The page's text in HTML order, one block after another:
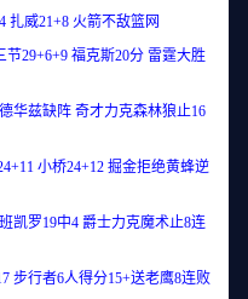
扎威21+8 火箭不敌篮网
节29+6+9 福克斯20分 雷霆大胜
华兹缺阵 奇才力克森林狼止16
小桥24+12 掘金拒绝黄蜂逆
凯罗19中4 爵士力克魔术止8连
步行者6人得分15+送老鹰8连败